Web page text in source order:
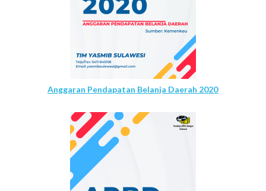
Anggaran Pendapatan Belanja Daerah 2020